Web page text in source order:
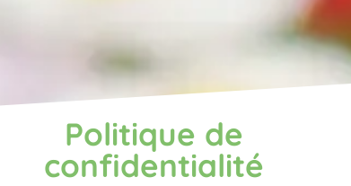
Politique de
confidentialité